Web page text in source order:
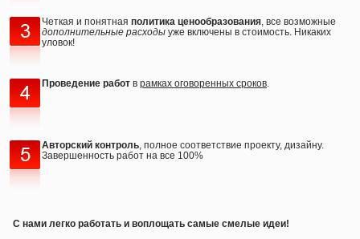
Четкая и понятная политика ценообразования, все возможные
дополнительные расходы уже включены в стоимость. Никаких
уловок!
Проведение работ в рамках оговоренных сроков.
Авторский контроль, полное соответствие проекту, дизайну.
Завершенность работ на все 100%
С нами легко работать и воплощать самые смелые идеи!